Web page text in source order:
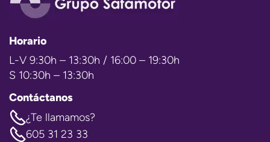
Horario
L-V 9:30h – 13:30h / 16:00 – 19:30h
S 10:30h – 13:30h
Contáctanos
¿Te llamamos?
605 31 23 33